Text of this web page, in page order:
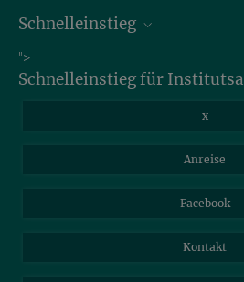
Schnelleinstieg
Bibliothek
Stellenangebote
">
Schnelleinstieg für
x
Anreise
Facebook
Kontakt